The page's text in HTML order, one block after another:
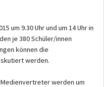
um 9.30 Uhr und um 14 Uhr in
je 380 Schüler/innen
können die
werden.
werden um